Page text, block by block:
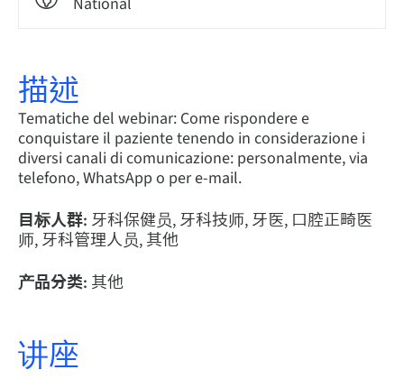
描述
Tematiche del webinar: Come rispondere e
conquistare il paziente tenendo in considerazione i
diversi canali di comunicazione: personalmente, via
telefono, WhatsApp o per e-mail.
目标人群: 牙科保健员, 牙科技师, 牙医, 口腔正畸医
师, 牙科管理人员, 其他
产品分类: 其他
讲座